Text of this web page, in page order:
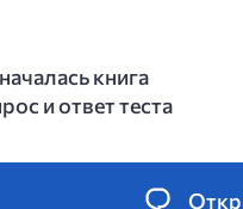
книга
и ответ теста